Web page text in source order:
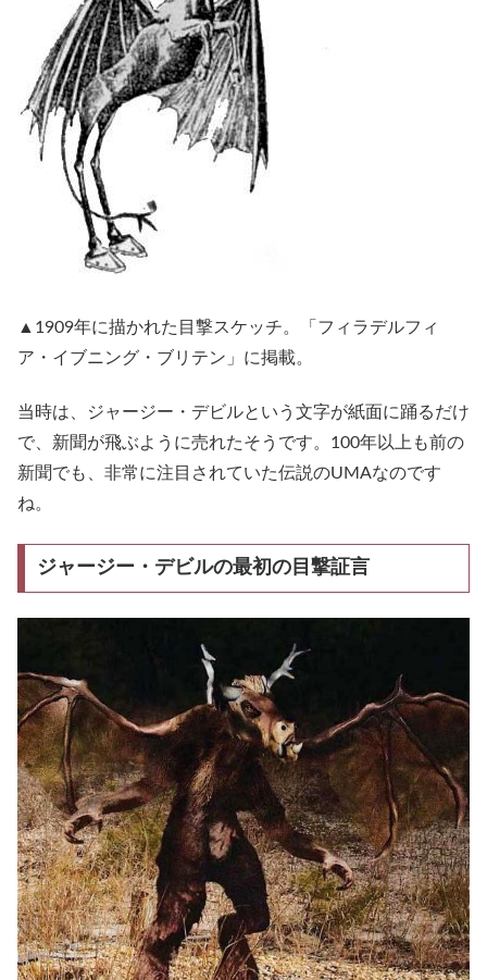
▲1909年に描かれた目撃スケッチ。「フィラデルフィ
ア・イブニング・ブリテン」に掲載。
当時は、ジャージー・デビルという文字が紙面に踊るだけ
で、新聞が飛ぶように売れたそうです。100年以上も前の
新聞でも、非常に注目されていた伝説のUMAなのです
ね。
ジャージー・デビルの最初の目撃証言